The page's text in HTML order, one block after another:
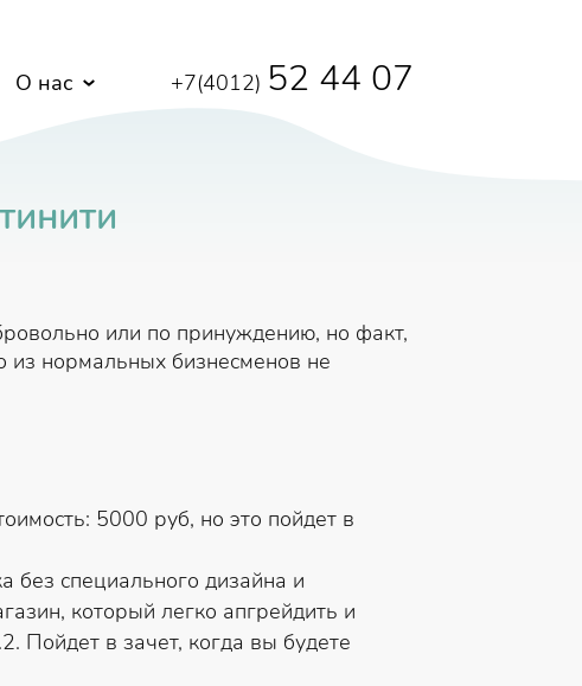
О нас +7(4012) 52 44 07
или по принуждению, но факт,
из нормальных бизнесменов не
5000 руб, но это пойдет в
без специального дизайна и
который легко апгрейдить и
Пойдет в зачет, когда вы будете